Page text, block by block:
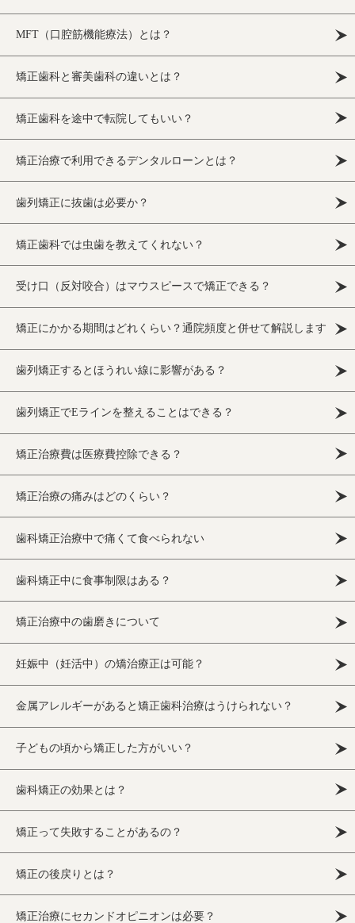
MFT（口腔筋機能療法）とは？
矯正歯科と審美歯科の違いとは？
矯正歯科を途中で転院してもいい？
矯正治療で利用できるデンタルローンとは？
歯列矯正に抜歯は必要か？
矯正歯科では虫歯を教えてくれない？
受け口（反対咬合）はマウスピースで矯正できる？
矯正にかかる期間はどれくらい？通院頻度と併せて解説します
歯列矯正するとほうれい線に影響がある？
歯列矯正でEラインを整えることはできる？
矯正治療費は医療費控除できる？
矯正治療の痛みはどのくらい？
歯科矯正治療中で痛くて食べられない
歯科矯正中に食事制限はある？
矯正治療中の歯磨きについて
妊娠中（妊活中）の矯治療正は可能？
金属アレルギーがあると矯正歯科治療はうけられない？
子どもの頃から矯正した方がいい？
歯科矯正の効果とは？
矯正って失敗することがあるの？
矯正の後戻りとは？
矯正治療にセカンドオピニオンは必要？